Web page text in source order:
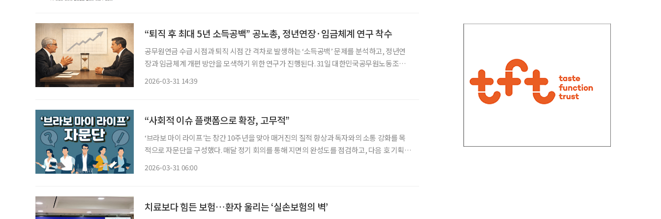
“퇴직 후 최대 5년 소득공백” 공노총, 정년연장·임금체계 연구 착수
공무원연금 수급 시점과 퇴직 시점 간 격차로 발생하는 ‘소득공백’ 문제를 분석하고, 정년연
장과 임금체계 개편 방안을 모색하기 위한 연구가 진행된다. 31일 대한민국공무원노동조합
2026-03-31 14:39
“사회적 이슈 플랫폼으로 확장, 고무적”
‘브라보 마이 라이프’는 창간 10주년을 맞아 매거진의 질적 향상과 독자와의 소통 강화를 목
적으로 자문단을 구성했다. 매달 정기 회의를 통해 지면의 완성도를 점검하고, 다음 호 기획을
2026-03-31 06:00
치료보다 힘든 보험…환자 울리는 ‘실손보험의 벽’